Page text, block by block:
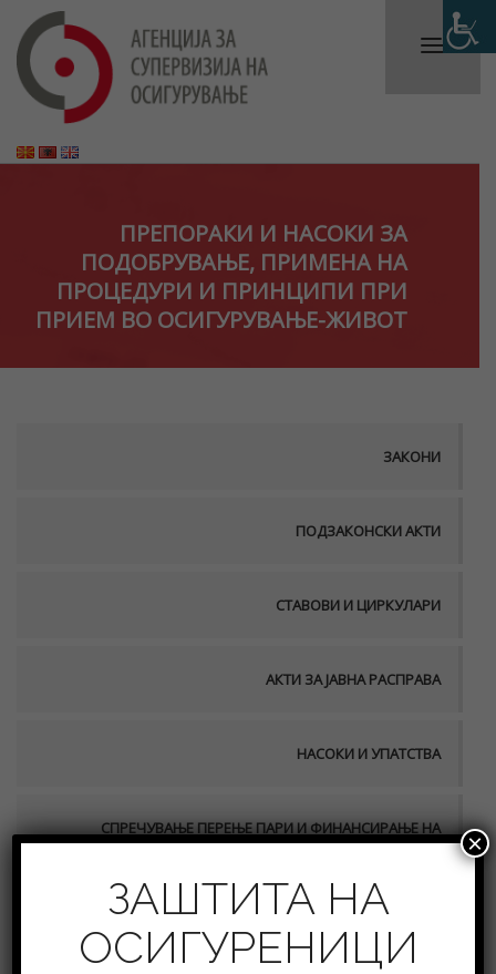
ПРЕПОРАКИ И НАСОКИ ЗА
ПОДОБРУВАЊЕ, ПРИМЕНА НА
ПРОЦЕДУРИ И ПРИНЦИПИ ПРИ
ПРИЕМ ВО ОСИГУРУВАЊЕ-ЖИВОТ
ЗАКОНИ
ПОДЗАКОНСКИ АКТИ
СТАВОВИ И ЦИРКУЛАРИ
АКТИ ЗА ЈАВНА РАСПРАВА
НАСОКИ И УПАТСТВА
СПРЕЧУВАЊЕ ПЕРЕЊЕ ПАРИ И ФИНАНСИРАЊЕ НА
ТЕРОРИЗАМ
ЗАШТИТА НА
ОСИГУРЕНИЦИ
×